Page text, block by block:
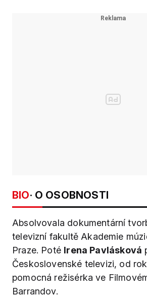
BIO· O OSOBNOSTI
Absolvovala dokumentární
televizní fakultě Akademie
Praze. Poté Irena Pavlásková
Československé televizi, od
pomocná režisérka ve
Barrandov.